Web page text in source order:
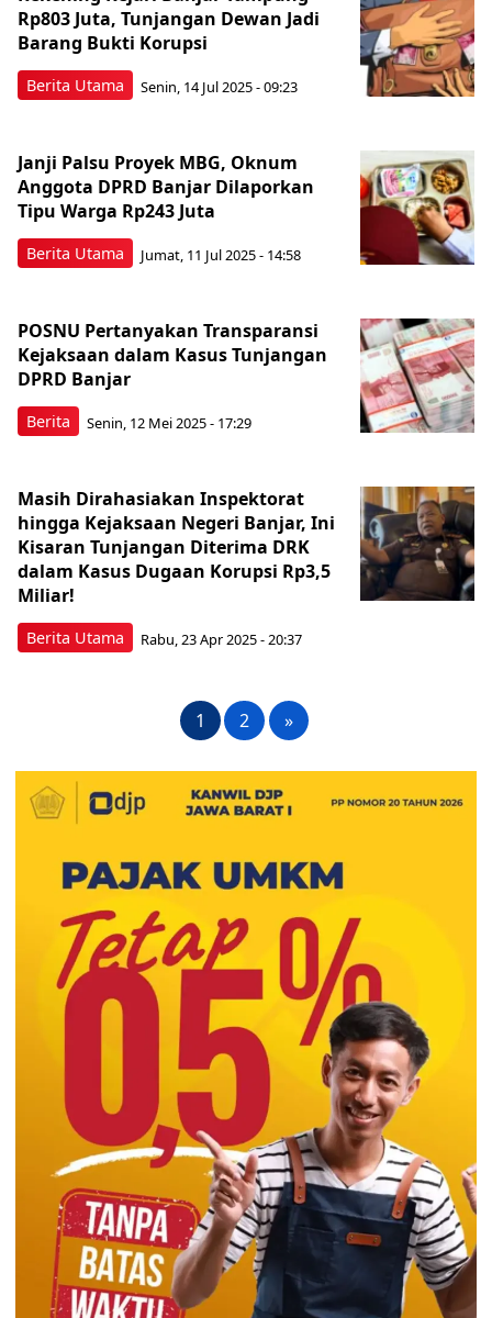
Berita Utama
Rp803 Juta, Tunjangan Dewan Jadi
Barang Bukti Korupsi
Senin, 14 Jul 2025 - 09:23
Berita Utama
Janji Palsu Proyek MBG, Oknum
Anggota DPRD Banjar Dilaporkan
Tipu Warga Rp243 Juta
Jumat, 11 Jul 2025 - 14:58
Berita
POSNU Pertanyakan Transparansi
Kejaksaan dalam Kasus Tunjangan
DPRD Banjar
Senin, 12 Mei 2025 - 17:29
Berita Utama
Masih Dirahasiakan Inspektorat
hingga Kejaksaan Negeri Banjar, Ini
Kisaran Tunjangan Diterima DRK
dalam Kasus Dugaan Korupsi Rp3,5
Miliar!
Rabu, 23 Apr 2025 - 20:37
1 2 »